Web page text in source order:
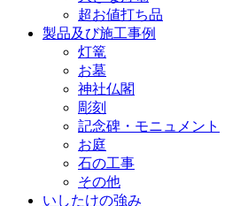
超お値打ち品
製品及び施工事例
灯篭
お墓
神社仏閣
彫刻
記念碑・モニュメント
お庭
石の工事
その他
いしたけの強み